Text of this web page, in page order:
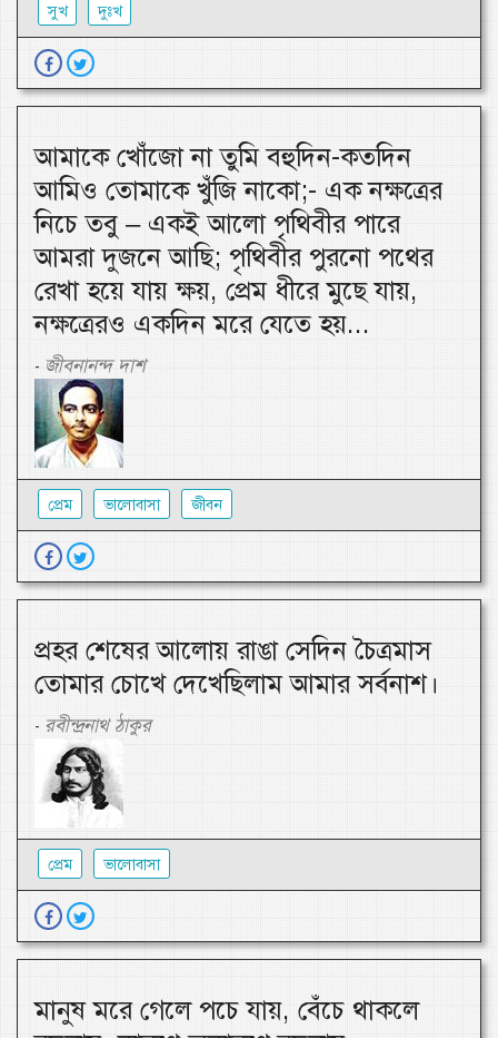
সুখ দুঃখ
আমাকে খোঁজো না তুমি বহুদিন-কতদিন
আমিও তোমাকে খুঁজি নাকো;- এক নক্ষত্রের
নিচে তবু – একই আলো পৃথিবীর পারে
আমরা দুজনে আছি; পৃথিবীর পুরনো পথের
রেখা হয়ে যায় ক্ষয়, প্রেম ধীরে মুছে যায়,
নক্ষত্রেরও একদিন মরে যেতে হয়...
- জীবনানন্দ দাশ
প্রেম ভালোবাসা জীবন
প্রহর শেষের আলোয় রাঙা সেদিন চৈত্রমাস
তোমার চোখে দেখেছিলাম আমার সর্বনাশ।
- রবীন্দ্রনাথ ঠাকুর
প্রেম ভালোবাসা
মানুষ মরে গেলে পচে যায়, বেঁচে থাকলে